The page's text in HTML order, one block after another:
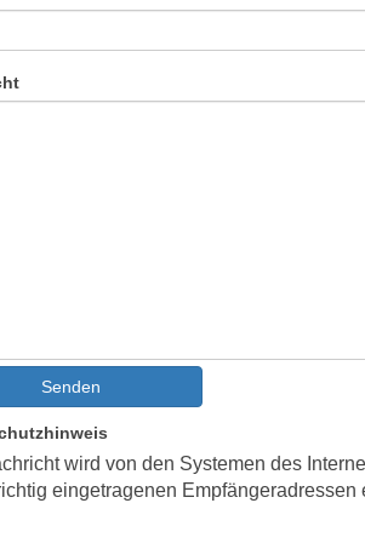
Senden
wird von den Systemen des
eingetragenen Empfängeradressen